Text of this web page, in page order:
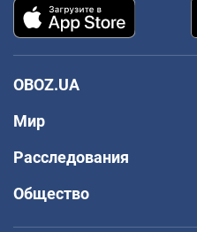
OBOZ.UA
Мир
Расследования
Общество